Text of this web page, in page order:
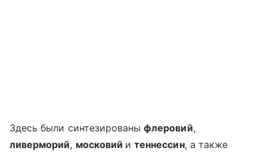
Здесь были синтезированыфлеровий,
ливерморий, московий итеннессин, а также